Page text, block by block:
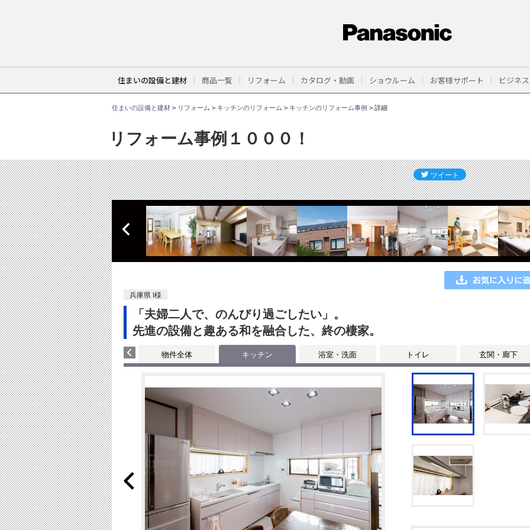
住まいの設備と建材 商品一覧 リフォーム カタログ・動画 ショウルーム お客様サポート ビジネ
住まいの設備と建材> リフォーム > キッチンのリフォーム > キッチンのリフォーム事例 > 詳細
リフォーム事例１０００！
。
兵庫県 I様
「夫婦二人で、のんびり過ごしたい」。
先進の設備と趣ある和を融合した、終の棲家。
物件全体 キッチン 浴室・洗面 トイレ 玄関・廊下